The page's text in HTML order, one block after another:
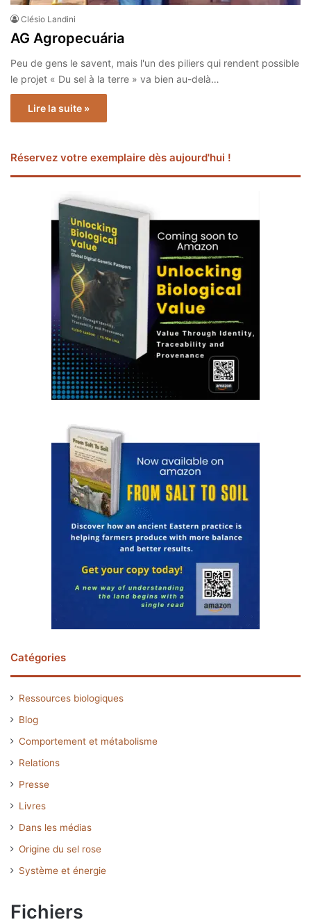
Clésio Landini
AG Agropecuária
Peu de gens le savent, mais l'un des piliers qui rendent possible
le projet « Du sel à la terre » va bien au-delà…
Lire la suite »
Réservez votre exemplaire dès aujourd'hui !
Catégories
Ressources biologiques
Blog
Comportement et métabolisme
Relations
Presse
Livres
Dans les médias
Origine du sel rose
Système et énergie
Fichiers